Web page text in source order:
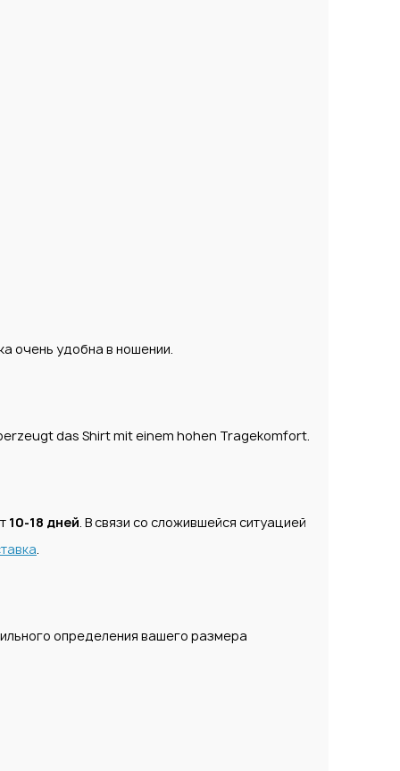
очень удобна в ношении.
das Shirt mit einem hohen Tragekomfort.
10-18 дней. В связи со сложившейся ситуацией
.
определения вашего размера